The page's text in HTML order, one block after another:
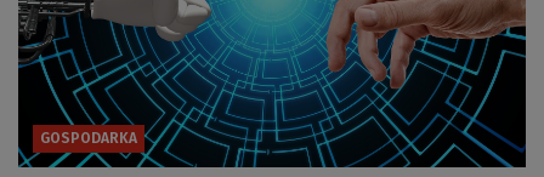
GOSPODARKA